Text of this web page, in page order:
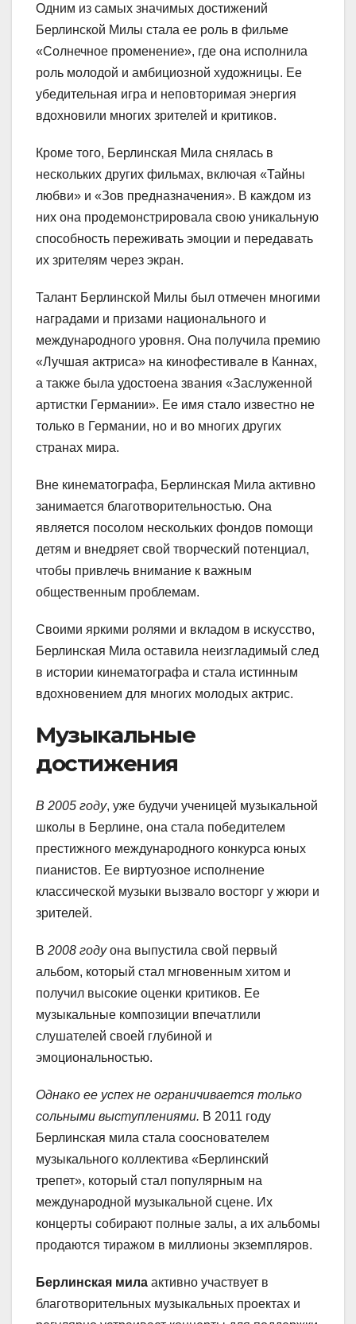
Одним из самых значимых достижений
Берлинской Милы стала ее роль в фильме
«Солнечное променение», где она исполнила
роль молодой и амбициозной художницы. Ее
убедительная игра и неповторимая энергия
вдохновили многих зрителей и критиков.
Кроме того, Берлинская Мила снялась в
нескольких других фильмах, включая «Тайны
любви» и «Зов предназначения». В каждом из
них она продемонстрировала свою уникальную
способность переживать эмоции и передавать
их зрителям через экран.
Талант Берлинской Милы был отмечен многими
наградами и призами национального и
международного уровня. Она получила премию
«Лучшая актриса» на кинофестивале в Каннах,
а также была удостоена звания «Заслуженной
артистки Германии». Ее имя стало известно не
только в Германии, но и во многих других
странах мира.
Вне кинематографа, Берлинская Мила активно
занимается благотворительностью. Она
является посолом нескольких фондов помощи
детям и внедряет свой творческий потенциал,
чтобы привлечь внимание к важным
общественным проблемам.
Своими яркими ролями и вкладом в искусство,
Берлинская Мила оставила неизгладимый след
в истории кинематографа и стала истинным
вдохновением для многих молодых актрис.
Музыкальные
достижения
В 2005 году, уже будучи ученицей музыкальной
школы в Берлине, она стала победителем
престижного международного конкурса юных
пианистов. Ее виртуозное исполнение
классической музыки вызвало восторг у жюри и
зрителей.
В 2008 годуона выпустила свой первый
альбом, который стал мгновенным хитом и
получил высокие оценки критиков. Ее
музыкальные композиции впечатлили
слушателей своей глубиной и
эмоциональностью.
Однако ее успех не ограничивается только
сольными выступлениями. В 2011 году
Берлинская мила стала сооснователем
музыкального коллектива «Берлинский
трепет», который стал популярным на
международной музыкальной сцене. Их
концерты собирают полные залы, а их альбомы
продаются тиражом в миллионы экземпляров.
Берлинская мила активно участвует в
благотворительных музыкальных проектах и